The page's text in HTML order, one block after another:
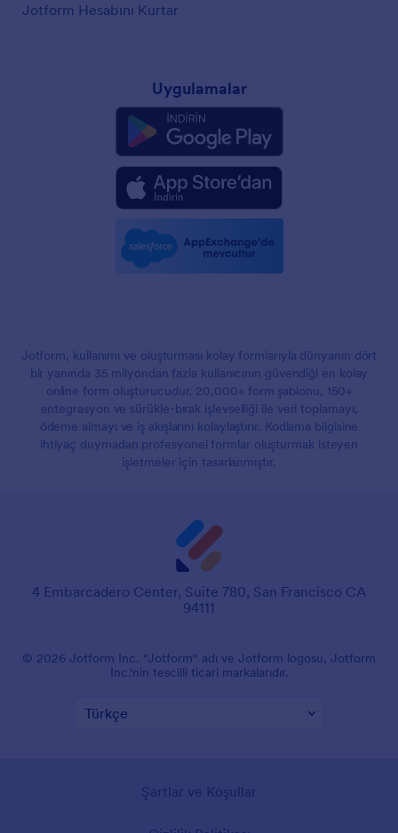
Jotform Hesabını Kurtar
Uygulamalar
Jotform, kullanımı ve oluşturması kolay formlarıyla dünyanın dört
bir yanında 35 milyondan fazla kullanıcının güvendiği en kolay
online form oluşturucudur. 20,000+ form şablonu, 150+
entegrasyon ve sürükle-bırak işlevselliği ile veri toplamayı,
ödeme almayı ve iş akışlarını kolaylaştırır. Kodlama bilgisine
ihtiyaç duymadan profesyonel formlar oluşturmak isteyen
işletmeler için tasarlanmıştır.
4 Embarcadero Center, Suite 780, San Francisco CA
94111
© 2026 Jotform Inc. "Jotform" adı ve Jotform logosu, Jotform
Inc.'nin tescilli ticari markalarıdır.
Şartlar ve Koşullar